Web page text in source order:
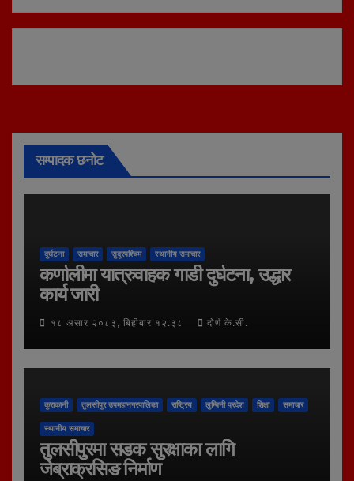
सम्पादक छनोट
दुर्घटना समाचार सुदूरपश्चिम स्थानीय समाचार
कर्णालीमा यात्रुवाहक गाडी दुर्घटना, उद्धार
कार्य जारी
१८ असार २०८३, बिहीबार १२:३८ दोर्ण के.सी.
कुराकानी तुलसीपुर उपमहानगरपालिका राष्ट्रिय लुम्बिनी प्रदेश शिक्षा समाचार
स्थानीय समाचार
तुलसीपुरमा सडक सुरक्षाका लागि
जेब्राक्रसिङ निर्माण